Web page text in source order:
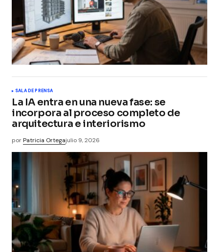
SALA DE PRENSA
La IA entra en una nueva fase: se
incorpora al proceso completo de
arquitectura e interiorismo
porPatricia Ortegajulio 9, 2026